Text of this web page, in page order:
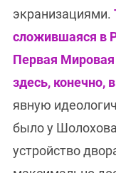
экранизациями.
сложившаяся в
Первая
здесь, конечно,
явную
было у
устройство